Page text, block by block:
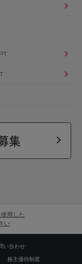
集
用した
い
い合わせ
株主優待制度